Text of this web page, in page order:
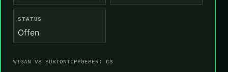
STATUS
Offen
WIGAN VS BURTONTIPPGEBER: CS